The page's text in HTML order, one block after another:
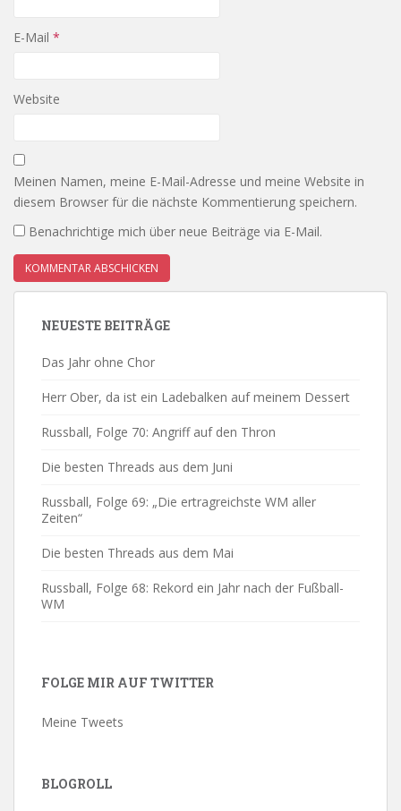
E-Mail *
Website
Meinen Namen, meine E-Mail-Adresse und meine Website in
diesem Browser für die nächste Kommentierung speichern.
Benachrichtige mich über neue Beiträge via E-Mail.
NEUESTE BEITRÄGE
Das Jahr ohne Chor
Herr Ober, da ist ein Ladebalken auf meinem Dessert
Russball, Folge 70: Angriff auf den Thron
Die besten Threads aus dem Juni
Russball, Folge 69: „Die ertragreichste WM aller
Zeiten“
Die besten Threads aus dem Mai
Russball, Folge 68: Rekord ein Jahr nach der Fußball-
WM
FOLGE MIR AUF TWITTER
Meine Tweets
BLOGROLL